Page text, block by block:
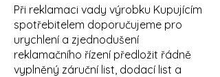
Při reklamaci vady výrobku Kupujícím
spotřebitelem doporučujeme pro
urychlení a zjednodušení
reklamačního řízení předložit řádně
vyplněný záruční list, dodací list a